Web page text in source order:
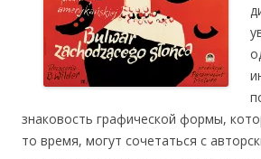
знаковость графической формы,
то время, могут сочетаться с